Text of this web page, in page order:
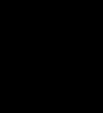
Hidden
mit den besten